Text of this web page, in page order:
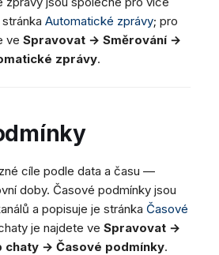
Automatické zprávy; pro
ve Spravovat → Směrování →
zprávy.
cíle podle data a času —
doby. Časové podmínky jsou
a popisuje je stránka Časové
je najdete ve Spravovat →
chaty → Časové podmínky.